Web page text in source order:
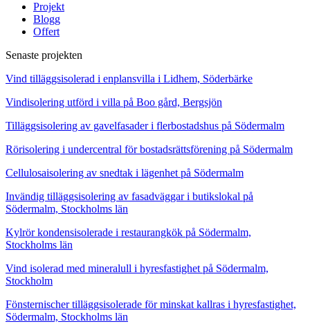
Projekt
Blogg
Offert
Senaste projekten
Vind tilläggsisolerad i enplansvilla i Lidhem, Söderbärke
Vindisolering utförd i villa på Boo gård, Bergsjön
Tilläggsisolering av gavelfasader i flerbostadshus på Södermalm
Rörisolering i undercentral för bostadsrättsförening på Södermalm
Cellulosaisolering av snedtak i lägenhet på Södermalm
Invändig tilläggsisolering av fasadväggar i butikslokal på
Södermalm, Stockholms län
Kylrör kondensisolerade i restaurangkök på Södermalm,
Stockholms län
Vind isolerad med mineralull i hyresfastighet på Södermalm,
Stockholm
Fönsternischer tilläggsisolerade för minskat kallras i hyresfastighet,
Södermalm, Stockholms län